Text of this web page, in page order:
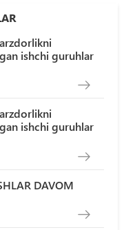
ishchi guruhlar
ishchi guruhlar
DAVOM